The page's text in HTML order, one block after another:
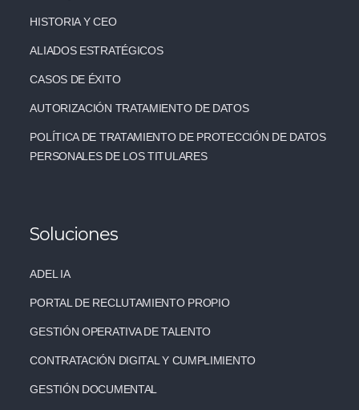
HISTORIA Y CEO
ALIADOS ESTRATÉGICOS
CASOS DE ÉXITO
AUTORIZACIÓN TRATAMIENTO DE DATOS
POLÍTICA DE TRATAMIENTO DE PROTECCIÓN DE DATOS
PERSONALES DE LOS TITULARES
Soluciones
ADEL IA
PORTAL DE RECLUTAMIENTO PROPIO
GESTIÓN OPERATIVA DE TALENTO
CONTRATACIÓN DIGITAL Y CUMPLIMIENTO
GESTIÓN DOCUMENTAL